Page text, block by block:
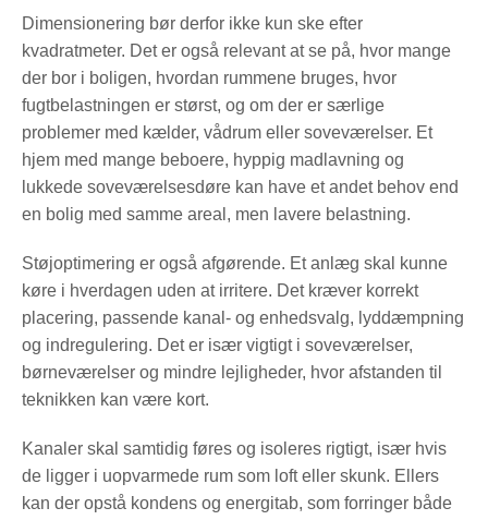
Dimensionering bør derfor ikke kun ske efter
kvadratmeter. Det er også relevant at se på, hvor mange
der bor i boligen, hvordan rummene bruges, hvor
fugtbelastningen er størst, og om der er særlige
problemer med kælder, vådrum eller soveværelser. Et
hjem med mange beboere, hyppig madlavning og
lukkede soveværelsesdøre kan have et andet behov end
en bolig med samme areal, men lavere belastning.
Støjoptimering er også afgørende. Et anlæg skal kunne
køre i hverdagen uden at irritere. Det kræver korrekt
placering, passende kanal- og enhedsvalg, lyddæmpning
og indregulering. Det er især vigtigt i soveværelser,
børneværelser og mindre lejligheder, hvor afstanden til
teknikken kan være kort.
Kanaler skal samtidig føres og isoleres rigtigt, især hvis
de ligger i uopvarmede rum som loft eller skunk. Ellers
kan der opstå kondens og energitab, som forringer både